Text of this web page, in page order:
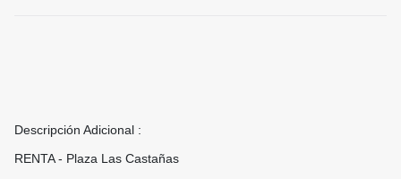
Descripción Adicional :
RENTA - Plaza Las Castañas